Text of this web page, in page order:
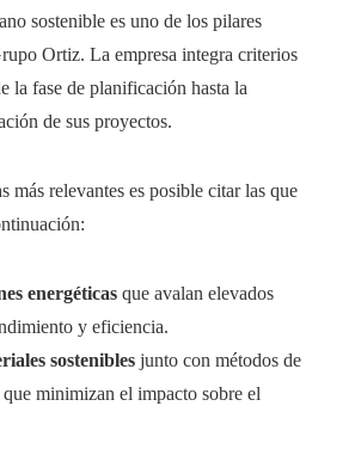
sostenible es uno de los pilares
Ortiz. La empresa integra criterios
la fase de planificación hasta la
de sus proyectos.
más relevantes es posible citar las que
energéticas que avalan elevados
y eficiencia.
sostenibles junto con métodos de
minimizan el impacto sobre el